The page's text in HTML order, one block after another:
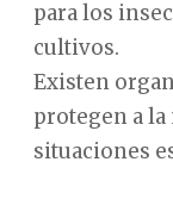
para los
cultivos.
Existen
protegen a la
situaciones